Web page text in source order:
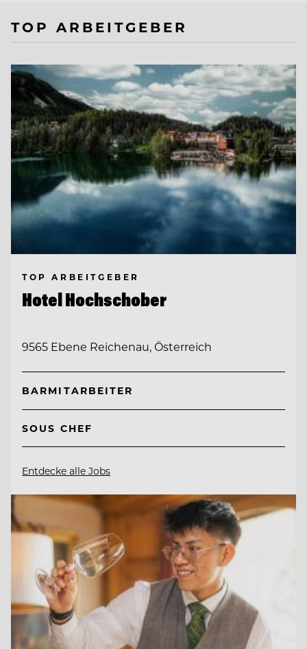
TOP ARBEITGEBER
TOP ARBEITGEBER
Hotel Hochschober
9565 Ebene Reichenau, Österreich
BARMITARBEITER
SOUS CHEF
Entdecke alle Jobs